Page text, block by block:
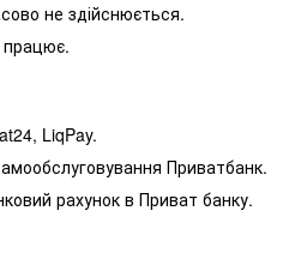
не здійснюється.
працює.
LiqPay.
Приватбанк.
рахунок в Приват банку.